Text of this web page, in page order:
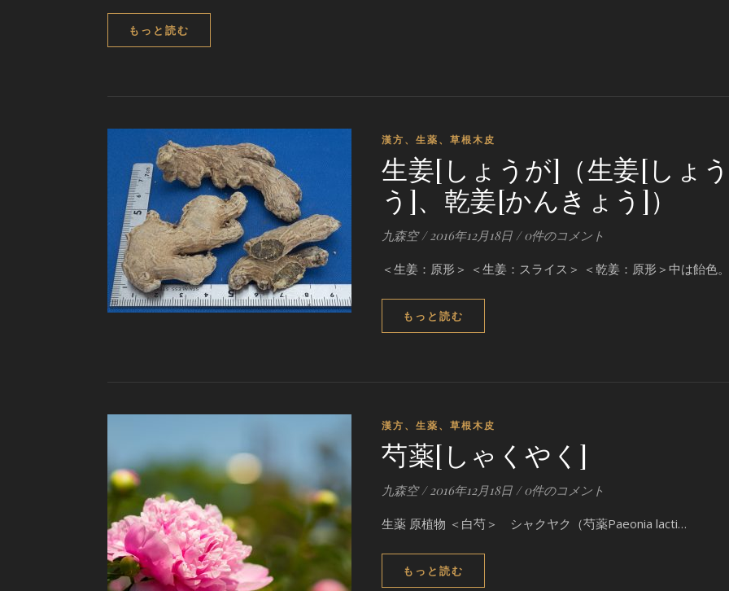
もっと読む
漢方、生薬、草根木皮
生姜[しょうが]（生姜[しょ
う]、乾姜[かんきょう]）
九森空 / 2016年12月18日 / 0件のコメント
＜生姜：原形＞ ＜生姜：スライス＞ ＜乾姜：原形＞中は飴色
もっと読む
漢方、生薬、草根木皮
芍薬[しゃくやく]
九森空 / 2016年12月18日 / 0件のコメント
生薬 原植物 ＜白芍＞ シャクヤク（芍薬Paeonia lacti…
もっと読む